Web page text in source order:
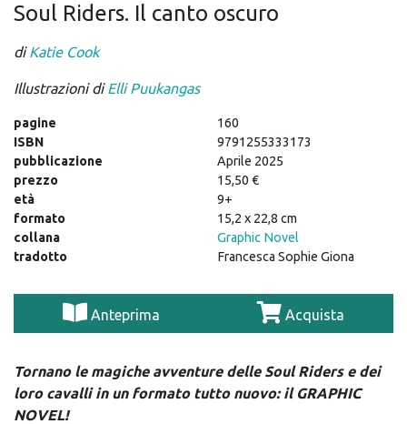
Soul Riders. Il canto oscuro
diKatie Cook
Illustrazioni diElli Puukangas
pagine
160
ISBN
9791255333173
pubblicazione
Aprile 2025
prezzo
15,50 €
età
9+
formato
15,2 x 22,8 cm
collana
Graphic Novel
tradotto
Francesca Sophie Giona
Anteprima Acquista
Tornano le magiche avventure delle Soul Riders e dei
loro cavalli in un formato tutto nuovo: il GRAPHIC
NOVEL!